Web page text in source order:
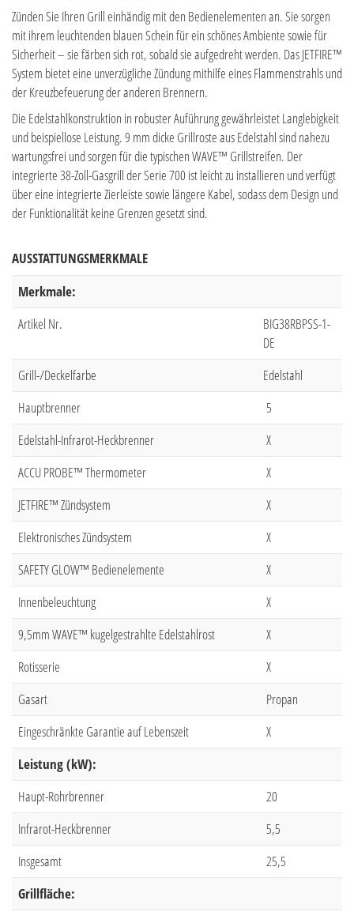
Zünden Sie Ihren Grill einhändig mit den Bedienelementen an. Sie sorgen
mit ihrem leuchtenden blauen Schein für ein schönes Ambiente sowie für
Sicherheit – sie färben sich rot, sobald sie aufgedreht werden. Das JETFIRE™
System bietet eine unverzügliche Zündung mithilfe eines Flammenstrahls und
der Kreuzbefeuerung der anderen Brennern.
Die Edelstahlkonstruktion in robuster Auführung gewährleistet Langlebigkeit
und beispiellose Leistung. 9 mm dicke Grillroste aus Edelstahl sind nahezu
wartungsfrei und sorgen für die typischen WAVE™ Grillstreifen. Der
integrierte 38-Zoll-Gasgrill der Serie 700 ist leicht zu installieren und verfügt
über eine integrierte Zierleiste sowie längere Kabel, sodass dem Design und
der Funktionalität keine Grenzen gesetzt sind.
AUSSTATTUNGSMERKMALE
Merkmale:
Artikel Nr.
BIG38RBPSS-1-
DE
Grill-/Deckelfarbe
Edelstahl
Hauptbrenner
5
Edelstahl-Infrarot-Heckbrenner
X
ACCU PROBE™ Thermometer
X
JETFIRE™ Zündsystem
X
Elektronisches Zündsystem
X
SAFETY GLOW™ Bedienelemente
X
Innenbeleuchtung
X
9,5mm WAVE™ kugelgestrahlte Edelstahlrost
X
Rotisserie
X
Gasart
Propan
Eingeschränkte Garantie auf Lebenszeit
X
Leistung (kW):
Haupt-Rohrbrenner
20
Infrarot-Heckbrenner
5,5
Insgesamt
25,5
Grillfläche: